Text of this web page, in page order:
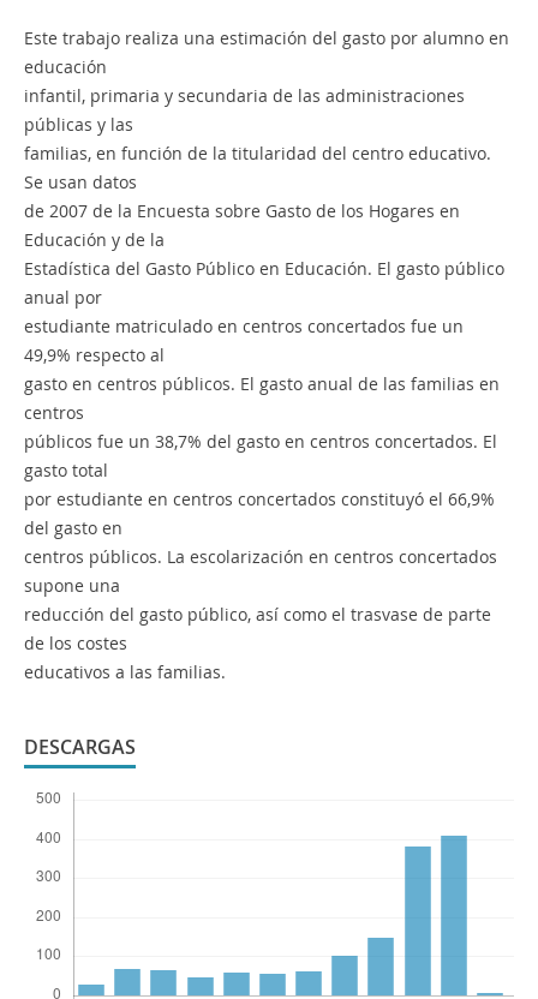
Este trabajo realiza una estimación del gasto por alumno en
educación
infantil, primaria y secundaria de las administraciones
públicas y las
familias, en función de la titularidad del centro educativo.
Se usan datos
de 2007 de la Encuesta sobre Gasto de los Hogares en
Educación y de la
Estadística del Gasto Público en Educación. El gasto público
anual por
estudiante matriculado en centros concertados fue un
49,9% respecto al
gasto en centros públicos. El gasto anual de las familias en
centros
públicos fue un 38,7% del gasto en centros concertados. El
gasto total
por estudiante en centros concertados constituyó el 66,9%
del gasto en
centros públicos. La escolarización en centros concertados
supone una
reducción del gasto público, así como el trasvase de parte
de los costes
educativos a las familias.
DESCARGAS